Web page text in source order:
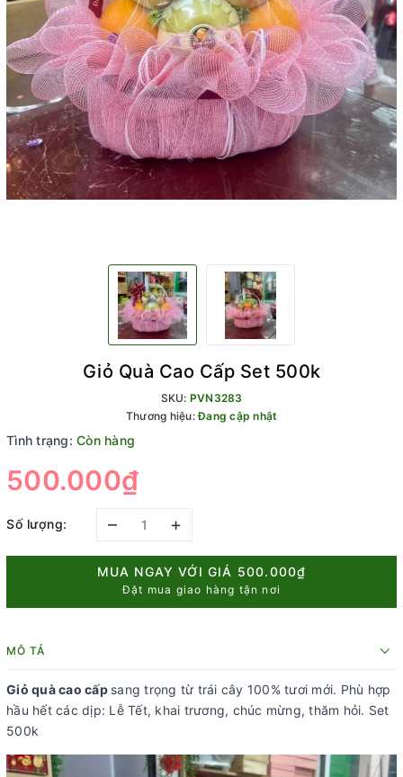
Giỏ Quà Cao Cấp Set 500k
SKU: PVN3283
Thương hiệu:Đang cập nhật
Tình trạng: Còn hàng
500.000₫
Số lượng: – +
MUA NGAY VỚI GIÁ 500.000₫
Đặt mua giao hàng tận nơi
MÔ TẢ
Giỏ quà cao cấp sang trọng từ trái cây 100% tươi mới. Phù hợp
hầu hết các dịp: Lễ Tết, khai trương, chúc mừng, thăm hỏi. Set
500k